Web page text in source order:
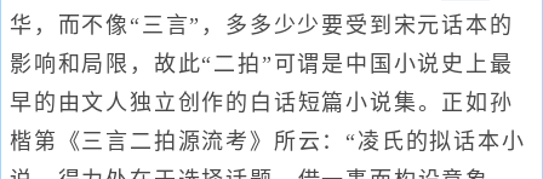
华，而不像“三言”，多多少少要受到宋元话本的
影响和局限，故此“二拍”可谓是中国小说史上最
早的由文人独立创作的白话短篇小说集。正如孙
楷第《三言二拍源流考》所云：“凌氏的拟话本小